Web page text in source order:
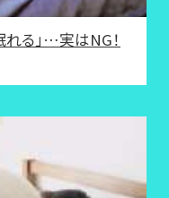
れる」…実はNG！